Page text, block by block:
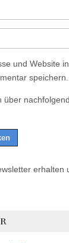
und Website
speichern.
über
erhalten